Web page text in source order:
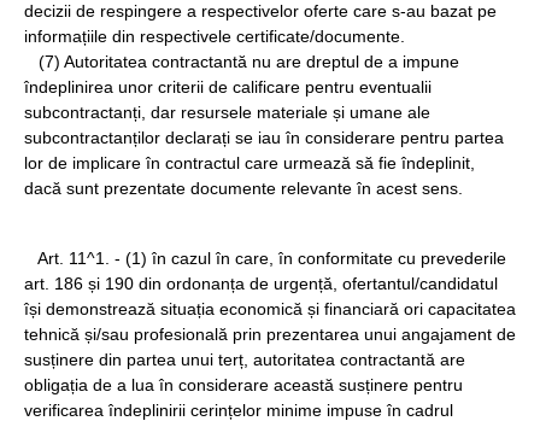
decizii de respingere a respectivelor oferte care s-au bazat pe
informațiile din respectivele certificate/documente.
(7) Autoritatea contractantă nu are dreptul de a impune
îndeplinirea unor criterii de calificare pentru eventualii
subcontractanți, dar resursele materiale și umane ale
subcontractanților declarați se iau în considerare pentru partea
lor de implicare în contractul care urmează să fie îndeplinit,
dacă sunt prezentate documente relevante în acest sens.
Art. 11^1. - (1) în cazul în care, în conformitate cu prevederile
art. 186 și 190 din ordonanța de urgență, ofertantul/candidatul
își demonstrează situația economică și financiară ori capacitatea
tehnică și/sau profesională prin prezentarea unui angajament de
susținere din partea unui terț, autoritatea contractantă are
obligația de a lua în considerare această susținere pentru
verificarea îndeplinirii cerințelor minime impuse în cadrul